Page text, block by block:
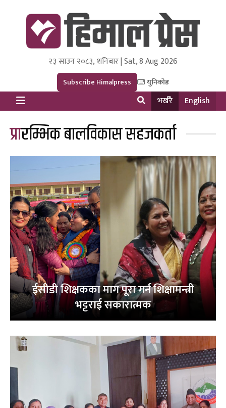
Himal Press
Dot NewsyNepal Media and Research Pvt Ltd.
२३ साउन २०८३, शनिबार | Sat, 8 Aug 2026
Subscribe Himalpress युनिकोड
भर्खरै English
प्रारम्भिक बालविकास सहजकर्ता
ईसीडी शिक्षकका माग पूरा गर्न शिक्षामन्त्री
भट्टराई सकारात्मक